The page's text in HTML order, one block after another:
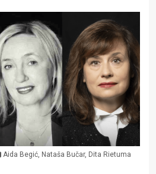
Aida Begić, Nataša Bučar, Dita Rietuma